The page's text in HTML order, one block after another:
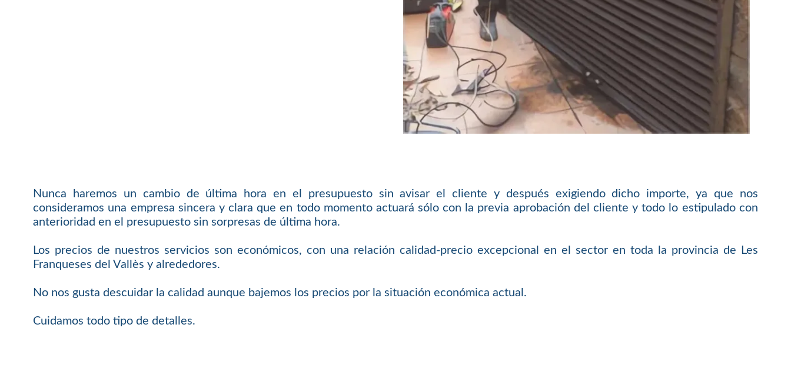
Nunca haremos un cambio de última hora en el presupuesto sin avisar el cliente y después exigiendo dicho importe, ya que nos
consideramos una empresa sincera y clara que en todo momento actuará sólo con la previa aprobación del cliente y todo lo estipulado con
anterioridad en el presupuesto sin sorpresas de última hora.
Los precios de nuestros servicios son económicos, con una relación calidad-precio excepcional en el sector en toda la provincia de Les
Franqueses del Vallès y alrededores.
No nos gusta descuidar la calidad aunque bajemos los precios por la situación económica actual.
Cuidamos todo tipo de detalles.